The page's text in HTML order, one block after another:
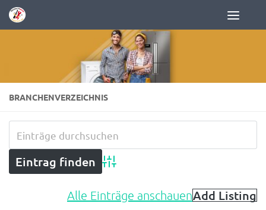
Zum Inhalt springen
BRANCHENVERZEICHNIS
Advanced Search
Alle Einträge anschauenAdd Listing